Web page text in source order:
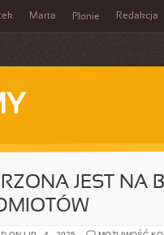
Marta Płonie Redakcja
JEST NA